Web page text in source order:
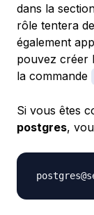
dans la
rôle tentera
également
pouvez créer
la commande
Si vous êtes
postgres,